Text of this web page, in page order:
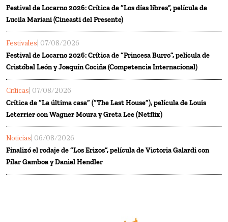
Festival de Locarno 2026: Crítica de “Los días libres”, película de
Lucila Mariani (Cineasti del Presente)
Festivales | 07/08/2026
Festival de Locarno 2026: Crítica de “Princesa Burro”, película de
Cristóbal León y Joaquín Cociña (Competencia Internacional)
Críticas | 07/08/2026
Crítica de “La última casa” (“The Last House”), película de Louis
Leterrier con Wagner Moura y Greta Lee (Netflix)
Noticias | 06/08/2026
Finalizó el rodaje de “Los Erizos”, película de Victoria Galardi con
Pilar Gamboa y Daniel Hendler